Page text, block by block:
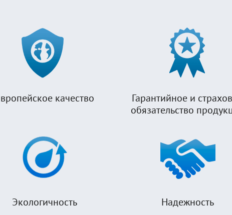
качество
Гарантийное и
обязательство
Экологичность Надежность